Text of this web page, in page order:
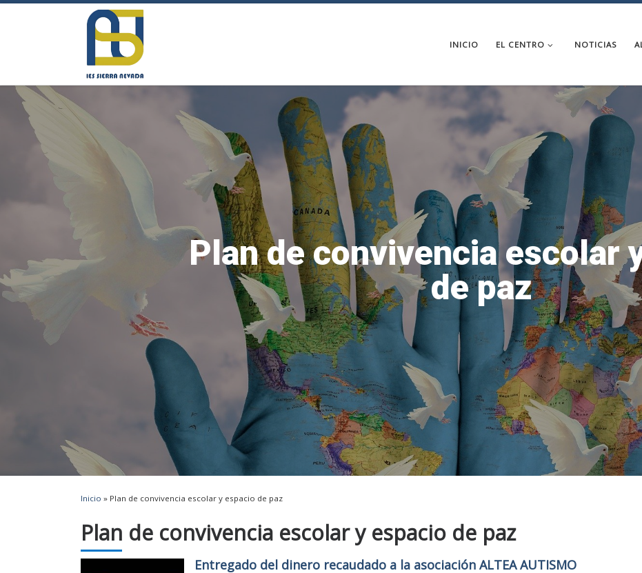
Saltar al contenido
INICIO EL CENTRO NOTICIAS
Plan de convivencia escolar
de paz
Inicio » Plan de convivencia escolar y espacio de paz
Plan de convivencia escolar y espacio de paz
Entregado del dinero recaudado a la asociación ALTEA AUTISMO